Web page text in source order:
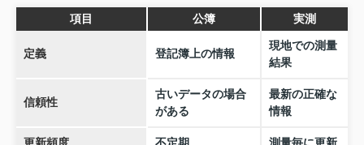
項目 公簿 実測
定義 登記簿上の情報
現地での測量
結果
信頼性
古いデータの場合
がある
最新の正確な
情報